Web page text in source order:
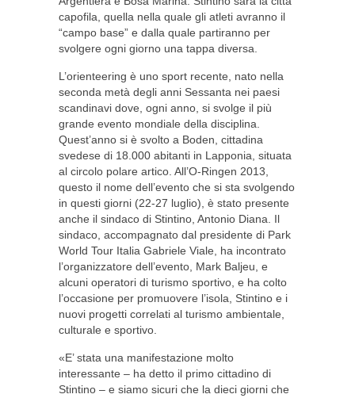
capofila, quella nella quale gli atleti avranno il
“campo base” e dalla quale partiranno per
svolgere ogni giorno una tappa diversa.
L’orienteering è uno sport recente, nato nella
seconda metà degli anni Sessanta nei paesi
scandinavi dove, ogni anno, si svolge il più
grande evento mondiale della disciplina.
Quest’anno si è svolto a Boden, cittadina
svedese di 18.000 abitanti in Lapponia, situata
al circolo polare artico. All’O-Ringen 2013,
questo il nome dell’evento che si sta svolgendo
in questi giorni (22-27 luglio), è stato presente
anche il sindaco di Stintino, Antonio Diana. Il
sindaco, accompagnato dal presidente di Park
World Tour Italia Gabriele Viale, ha incontrato
l’organizzatore dell’evento, Mark Baljeu, e
alcuni operatori di turismo sportivo, e ha colto
l’occasione per promuovere l’isola, Stintino e i
nuovi progetti correlati al turismo ambientale,
culturale e sportivo.
«E’ stata una manifestazione molto
interessante – ha detto il primo cittadino di
Stintino – e siamo sicuri che la dieci giorni che